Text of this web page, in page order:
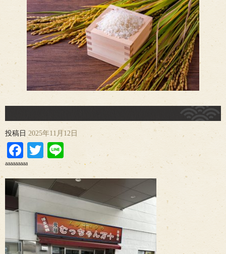
投稿日 2025年11月12日
Facebook
Twitter
Line
aaaaaaaaa